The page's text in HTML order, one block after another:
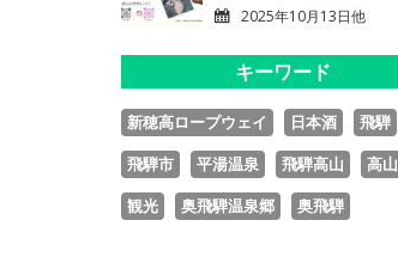
2025年10月13日他
キーワード
新穂高ロープウェイ 日本酒
飛騨
飛騨市
平湯温泉 飛騨高山
高山
観光
奥飛騨温泉郷 奥飛騨